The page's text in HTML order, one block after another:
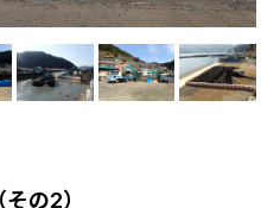
の2）